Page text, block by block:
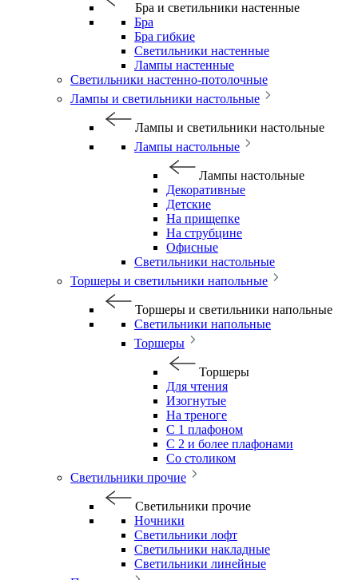
Бра и светильники настенные
Бра
Бра гибкие
Светильники настенные
Лампы настенные
Светильники настенно-потолочные
Лампы и светильники настольные
Лампы и светильники настольные
Лампы настольные
Лампы настольные
Декоративные
Детские
На прищепке
На струбцине
Офисные
Светильники настольные
Торшеры и светильники напольные
Торшеры и светильники напольные
Светильники напольные
Торшеры
Торшеры
Для чтения
Изогнутые
На треноге
С 1 плафоном
С 2 и более плафонами
Со столиком
Светильники прочие
Светильники прочие
Ночники
Светильники лофт
Светильники накладные
Светильники линейные